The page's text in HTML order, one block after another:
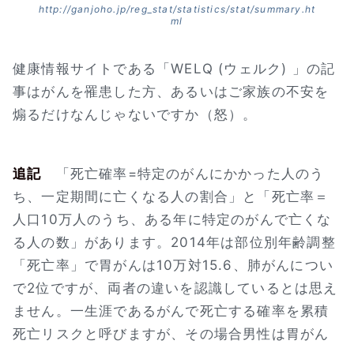
http://ganjoho.jp/reg_stat/statistics/stat/summary.ht
ml
健康情報サイトである「WELQ (ウェルク) 」の記
事はがんを罹患した方、あるいはご家族の不安を
煽るだけなんじゃないですか（怒）。
追記 「死亡確率=特定のがんにかかった人のう
ち、一定期間に亡くなる人の割合」と「死亡率＝
人口10万人のうち、ある年に特定のがんで亡くな
る人の数」があります。2014年は部位別年齢調整
「死亡率」で胃がんは10万対15.6、肺がんについ
で2位ですが、両者の違いを認識しているとは思え
ません。一生涯であるがんで死亡する確率を累積
死亡リスクと呼びますが、その場合男性は胃がん